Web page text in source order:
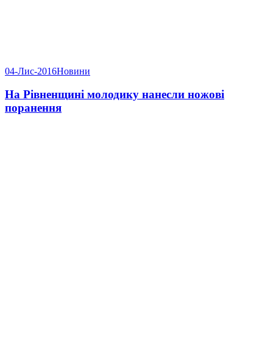
04-Лис-2016Новини
На Рівненщині молодику нанесли ножові
поранення